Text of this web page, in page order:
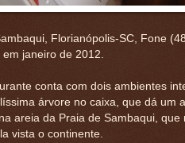
Florianópolis-SC, Fone
em janeiro de 2012.
conta com dois ambientes
árvore no caixa, que dá um
areia da Praia de Sambaqui,
vista o continente.